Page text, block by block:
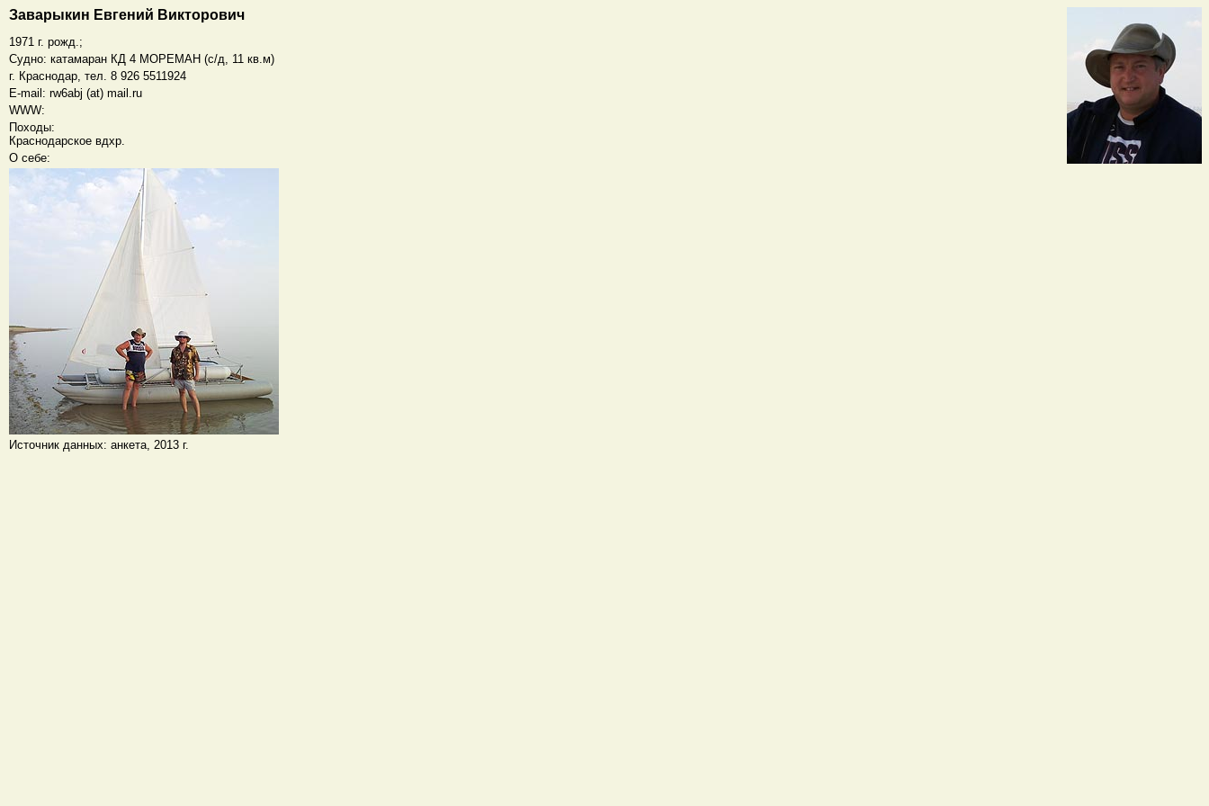
Заварыкин Евгений Викторович
1971 г. рожд.;
Судно: катамаран КД 4 МОРЕМАН (с/д, 11 кв.м)
г. Краснодар, тел. 8 926 5511924
E-mail: rw6abj (at) mail.ru
WWW:
Походы:
Краснодарское вдхр.
О себе:
Источник данных: анкета, 2013 г.